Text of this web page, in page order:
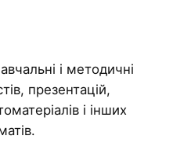
і методичні
презентацій,
і інших